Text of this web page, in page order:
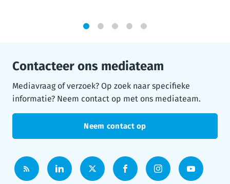
Contacteer ons mediateam
Mediavraag of verzoek? Op zoek naar specifieke
informatie? Neem contact op met ons mediateam.
Neem contact op